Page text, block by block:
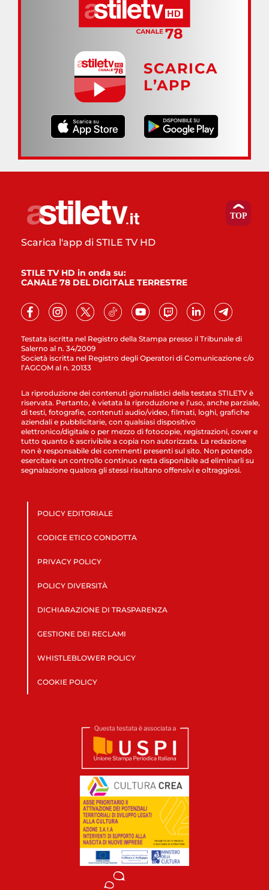
SCARICA
L’APP
Testata iscritta nel Registro della Stampa presso il Tribunale di
Salerno al n. 34/2009
Società iscritta nel Registro degli Operatori di Comunicazione c/o
l’AGCOM al n. 20133
Scarica l'app di STILE TV HD
STILE TV HD in onda su:
CANALE 78 DEL DIGITALE TERRESTRE
La riproduzione dei contenuti giornalistici della testata STILETV è
riservata. Pertanto, è vietata la riproduzione e l’uso, anche parziale,
di testi, fotografie, contenuti audio/video, filmati, loghi, grafiche
aziendali e pubblicitarie, con qualsiasi dispositivo
elettronico/digitale o per mezzo di fotocopie, registrazioni, cover e
tutto quanto è ascrivibile a copia non autorizzata. La redazione
non è responsabile dei commenti presenti sul sito. Non potendo
esercitare un controllo continuo resta disponibile ad eliminarli su
segnalazione qualora gli stessi risultano offensivi e oltraggiosi.
POLICY EDITORIALE
CODICE ETICO CONDOTTA
PRIVACY POLICY
POLICY DIVERSITÀ
DICHIARAZIONE DI TRASPARENZA
GESTIONE DEI RECLAMI
WHISTLEBLOWER POLICY
COOKIE POLICY